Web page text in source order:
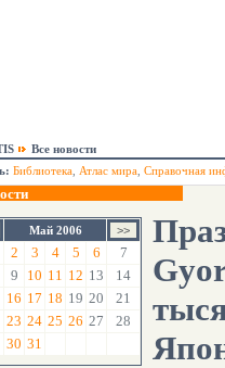
Все новости
Библиотека Атлас мира Справочная
Май 2006
2 3 4 5 6
7
9 10 11 12 13
14
16 17 18 19 20
21
23 24 25 26 27
28
30 31